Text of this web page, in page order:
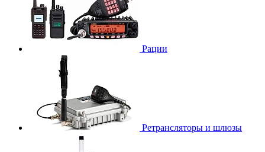
Рации
Ретрансляторы и шлюзы